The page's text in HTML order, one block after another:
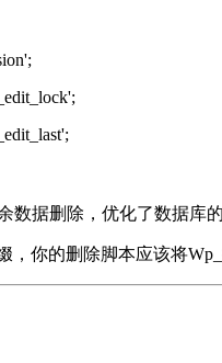
数据删除，优化了数据库的
，你的删除脚本应该将